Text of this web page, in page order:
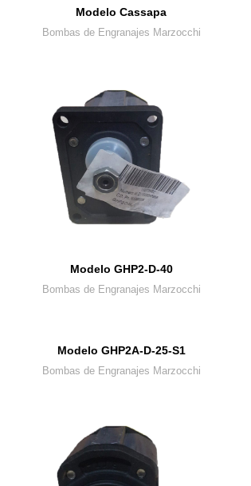
Modelo Cassapa
Bombas de Engranajes Marzocchi
Modelo GHP2-D-40
Bombas de Engranajes Marzocchi
Modelo GHP2A-D-25-S1
Bombas de Engranajes Marzocchi